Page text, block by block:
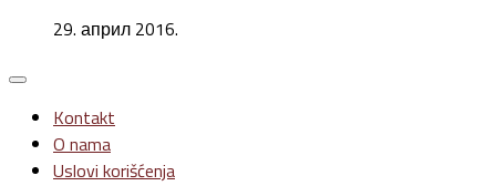
29. април 2016.
Kontakt
O nama
Uslovi korišćenja